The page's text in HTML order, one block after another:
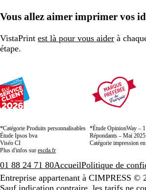
Vous allez aimer imprimer vos
VistaPrint est là pour vous aider à
étape.
*Catégorie Produits personnalisables
Étude Ipsos bva
Viséo CI
Plus d'infos sur escda.fr
*Étude OpinionWay –
Répondants – Mai
Catégorie impression
01 88 24 71 80AccueilPolitique de
Entreprise appartenant à CIMPRESS ©
Sauf indication contraire, les tarifs ne